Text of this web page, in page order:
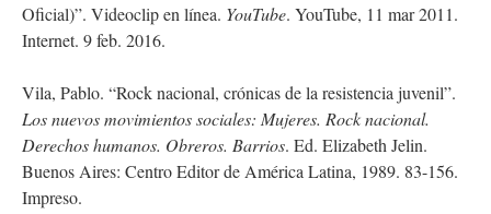
Oficial)”. Videoclip en línea. YouTube. YouTube, 11 mar 2011.
Internet. 9 feb. 2016.
Vila, Pablo. “Rock nacional, crónicas de la resistencia juvenil”.
Los nuevos movimientos sociales: Mujeres. Rock nacional.
Derechos humanos. Obreros. Barrios. Ed. Elizabeth Jelin.
Buenos Aires: Centro Editor de América Latina, 1989. 83-156.
Impreso.